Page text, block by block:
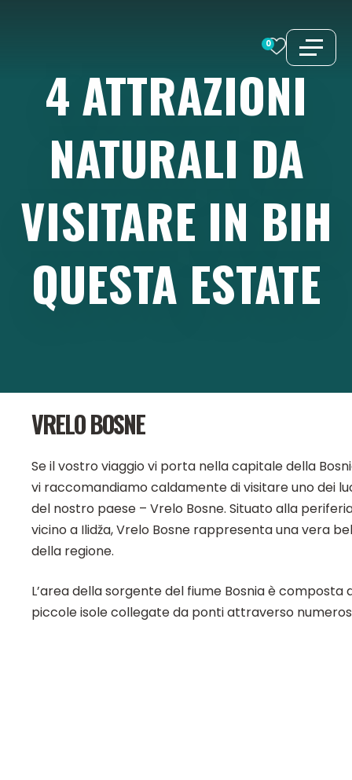
0
4ATTRAZIONI
NATURALI DA
VISITARE IN BIH
QUESTA ESTATE
VRELO BOSNE
Se il vostro viaggio vi porta nella capitale della
vi raccomandiamo caldamente di visitare uno dei
del nostro paese – Vrelo Bosne. Situato alla
vicino a Ilidža, Vrelo Bosne rappresenta una vera
della regione.
L’area della sorgente del fiume Bosnia è composta
piccole isole collegate da ponti attraverso